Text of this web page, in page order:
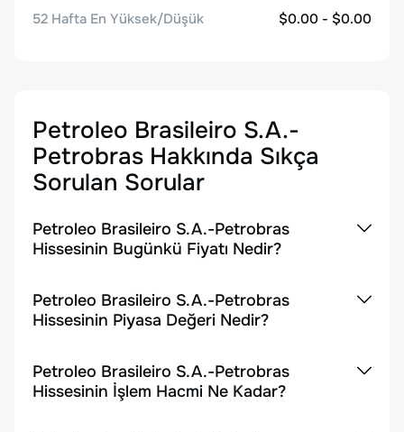
52 Hafta En Yüksek/Düşük
$0.00 - $0.00
Petroleo Brasileiro S.A.-
Petrobras Hakkında Sıkça
Sorulan Sorular
Petroleo Brasileiro S.A.-Petrobras
Hissesinin Bugünkü Fiyatı Nedir?
Petroleo Brasileiro S.A.-Petrobras
Hissesinin Piyasa Değeri Nedir?
Petroleo Brasileiro S.A.-Petrobras
Hissesinin İşlem Hacmi Ne Kadar?